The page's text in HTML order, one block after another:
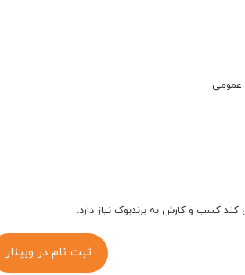
عمومی
کسب و کارش به برندبوک نیاز دارد.
ثبت نام در وبینار